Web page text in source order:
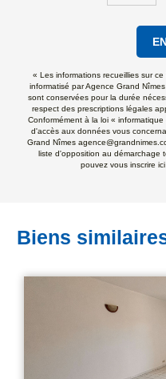
« Les informations recueillies sur
informatisé par Agence Grand
sont conservées pour la durée
respect des prescriptions légales
Conformément à la loi «
d'accès aux données vous
Grand Nîmes
liste d'opposition au démarchage
pouvez vous inscrire ici
Biens